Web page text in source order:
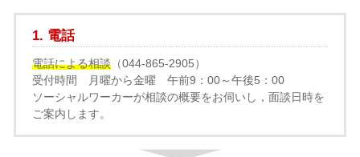
1. 電話
電話による相談 （044-865-2905）
受付時間 月曜から金曜 午前9：00～午後5：00
ソーシャルワーカーが相談の概要をお伺いし，面談日時を
ご案内します。